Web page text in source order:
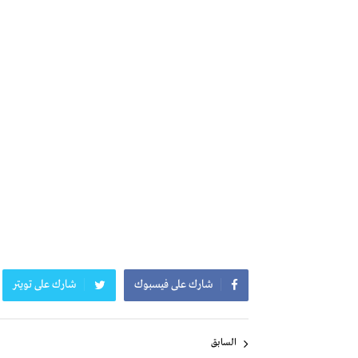
شارك على فيسبوك شارك على تويتر
السابق